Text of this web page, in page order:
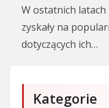
W ostatnich latach
zyskały na
dotyczących ich…
Kategorie